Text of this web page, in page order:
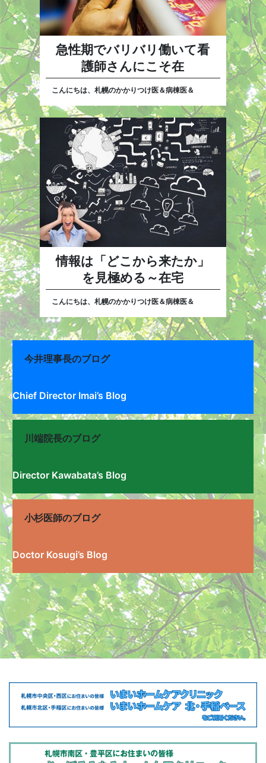
急性期でバリバリ働いて看
護師さんにこそ在
こんにちは、札幌のかかりつけ医＆病棟医＆
情報は「どこから来たか」
を見極める～在宅
こんにちは、札幌のかかりつけ医＆病棟医＆
今井理事長のブログ
Chief Director Imai’s Blog
川端院長のブログ
Director Kawabata’s Blog
小杉医師のブログ
Doctor Kosugi’s Blog